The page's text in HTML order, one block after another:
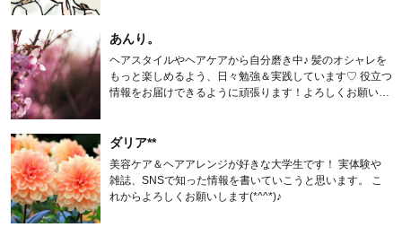
あんり。
ヘアスタイルやヘアケアから自分磨き中♪ 髪のオシャレを
もっと楽しめるよう、日々勉強＆実践しています♡ 役立つ
情報をお届けできるように頑張ります！よろしくお願いし
ダリア**
美容ケア＆ヘアアレンジが好きな大学生です！ 実体験や
雑誌、SNSで知った情報を書いていこうと思います。 こ
れからよろしくお願いします(*^^*)♪